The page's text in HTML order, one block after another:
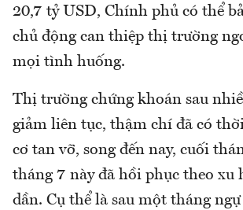
20,7 tỷ USD, Chính phủ có thể
chủ động can thiệp thị trường
mọi tình huống.
Thị trường chứng khoán sau
giảm liên tục, thậm chí đã có
cơ tan vỡ, song đến nay, cuối
tháng 7 này đã hồi phục theo xu
dần. Cụ thể là sau một tháng